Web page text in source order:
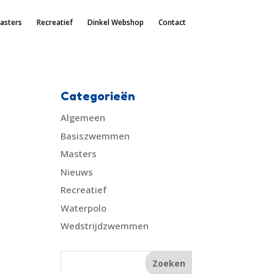
Recreatief Dinkel Webshop Contact
Categorieën
Algemeen
Basiszwemmen
Masters
Nieuws
Recreatief
Waterpolo
Wedstrijdzwemmen